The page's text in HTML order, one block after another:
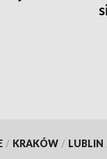
/ KRAKÓW / LUBLIN